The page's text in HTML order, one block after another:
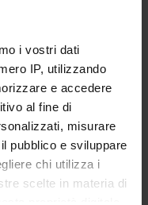
i vostri dati
IP, utilizzando
e accedere
al fine di
misurare
pubblico e sviluppare
chi utilizza i
scelte in materia di